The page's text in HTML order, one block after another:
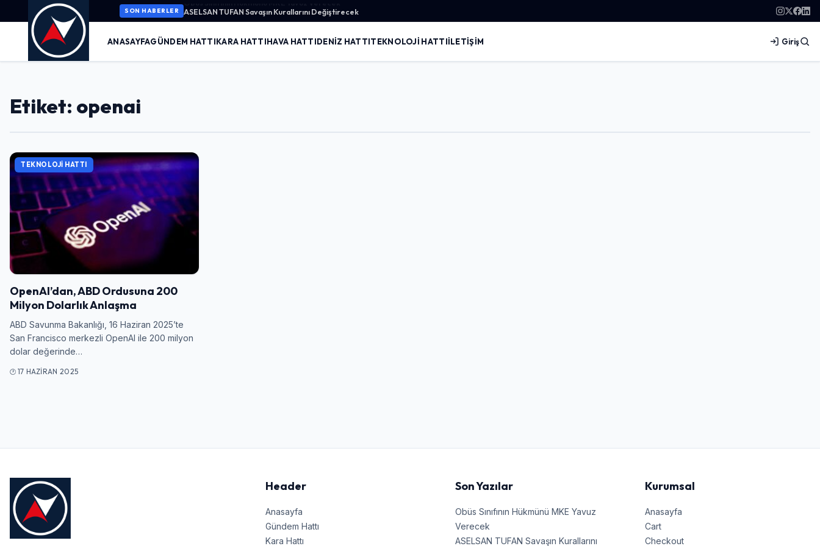
SON HABERLER ASELSAN TUFAN Savaşın Kurallarını Değiştirecek
ANASAYFAGÜNDEM HATTIKARA HATTIHAVA HATTIDENIZ HATTITEKNOLOJI HATTIİLETIŞIM Giriş
Etiket: openai
TEKNOLOJI HATTI
OpenAI’dan, ABD Ordusuna 200
Milyon Dolarlık Anlaşma
ABD Savunma Bakanlığı, 16 Haziran 2025’te
San Francisco merkezli OpenAI ile 200 milyon
dolar değerinde…
17 HAZIRAN 2025
Header
Anasayfa
Gündem Hattı
Kara Hattı
Son Yazılar
Obüs Sınıfının Hükmünü MKE Yavuz
Verecek
ASELSAN TUFAN Savaşın Kurallarını
Kurumsal
Anasayfa
Cart
Checkout